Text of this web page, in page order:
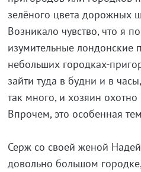
зелёного цвета дорожных
Возникало чувство, что я
изумительные лондонские
небольших городках-
зайти туда в будни и в
так много, и хозяин охотно
Впрочем, это особенная
Серж со своей женой
довольно большом